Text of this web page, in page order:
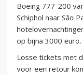
Boeing 777-200
Schiphol naar São
op bijna 3000 euro.
Losse tickets met
voor een retour